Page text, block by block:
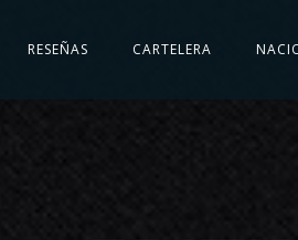
RESEÑAS CARTELERA